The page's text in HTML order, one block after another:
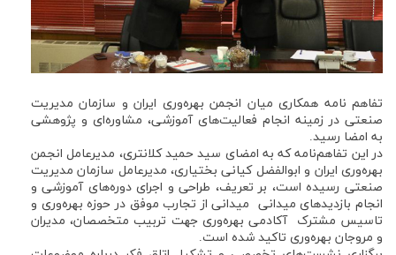
تفاهم نامه همکاری میان انجمن بهره‌وری ایران و سازمان مدیریت
صنعتی در زمینه انجام فعالیت‌های آموزشی، مشاوره‌ای و پژوهشی
به امضا رسید.
در این تفاهم‌نامه که به امضای سید حمید کلانتری، مدیرعامل انجمن
بهره‌وری ایران و ابوالفضل کیانی بختیاری، مدیرعامل سازمان مدیریت
صنعتی رسیده است، بر تعریف، طراحی و اجرای دوره‌های آموزشی و
انجام بازدیدهای میدانی میدانی از تجارب موفق در حوزه بهره‌وری و
تاسیس مشترک آکادمی بهره‌وری جهت تربیب متخصصان، مدیران
و مروجان بهره‌وری تاکید شده است.